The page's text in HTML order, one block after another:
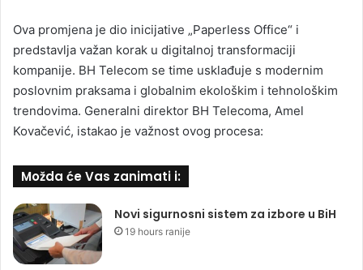
Ova promjena je dio inicijative „Paperless Office“ i
predstavlja važan korak u digitalnoj transformaciji
kompanije. BH Telecom se time usklađuje s modernim
poslovnim praksama i globalnim ekološkim i tehnološkim
trendovima. Generalni direktor BH Telecoma, Amel
Kovačević, istakao je važnost ovog procesa:
Možda će Vas zanimati i:
Novi sigurnosni sistem za izbore u BiH
19 hours ranije